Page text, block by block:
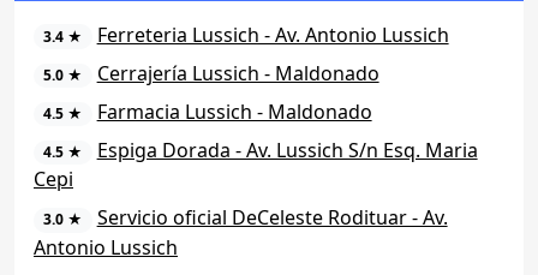
3.4 ★ Ferreteria Lussich - Av. Antonio Lussich
5.0 ★ Cerrajería Lussich - Maldonado
4.5 ★ Farmacia Lussich - Maldonado
4.5 ★
Espiga Dorada - Av. Lussich S/n Esq. Maria
Cepi
3.0 ★
Servicio oficial DeCeleste Rodituar - Av.
Antonio Lussich